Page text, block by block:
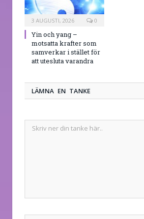
3 AUGUSTI, 2026 0
Yin och yang –
motsatta krafter som
samverkar i stället för
att utesluta varandra
LÄMNA EN TANKE